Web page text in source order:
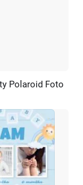
Polaroid Foto